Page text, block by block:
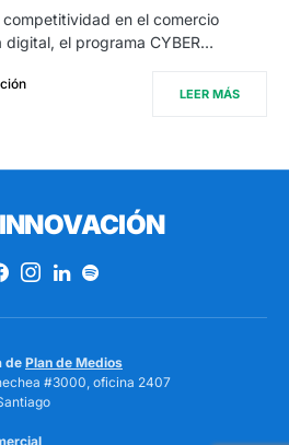
en el comercio
el programa CYBER…
LEER MÁS
de Plan de Medios
#3000, oficina 2407